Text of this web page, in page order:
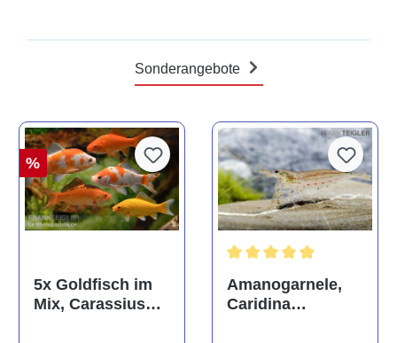
Sonderangebote
%
5x Goldfisch im
Mix, Carassius
Amanogarnele,
Caridina